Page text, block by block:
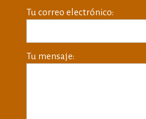
Tu correo electrónico:
Tu mensaje: